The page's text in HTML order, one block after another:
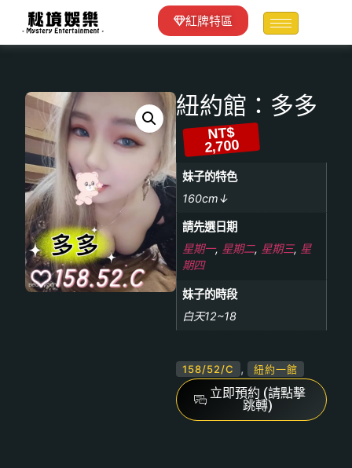
紅牌特區
紐約館：多多
NT$
2,700
妹子的特色
160cm↓
請先選日期
星期一, 星期二, 星期三, 星
期四
妹子的時段
白天12~18
158/52/C , 紐約一館
立即預約 (請點擊
跳轉)